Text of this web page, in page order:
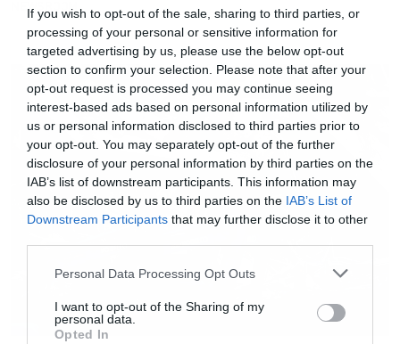
If you wish to opt-out of the sale, sharing to third parties, or
processing of your personal or sensitive information for
targeted advertising by us, please use the below opt-out
section to confirm your selection. Please note that after your
opt-out request is processed you may continue seeing
interest-based ads based on personal information utilized by
us or personal information disclosed to third parties prior to
your opt-out. You may separately opt-out of the further
disclosure of your personal information by third parties on the
IAB’s list of downstream participants. This information may
also be disclosed by us to third parties on the IAB’s List of
Downstream Participants that may further disclose it to other
Personal Data Processing Opt Outs
I want to opt-out of the Sharing of my
personal data.
Opted In
NEWSROOM